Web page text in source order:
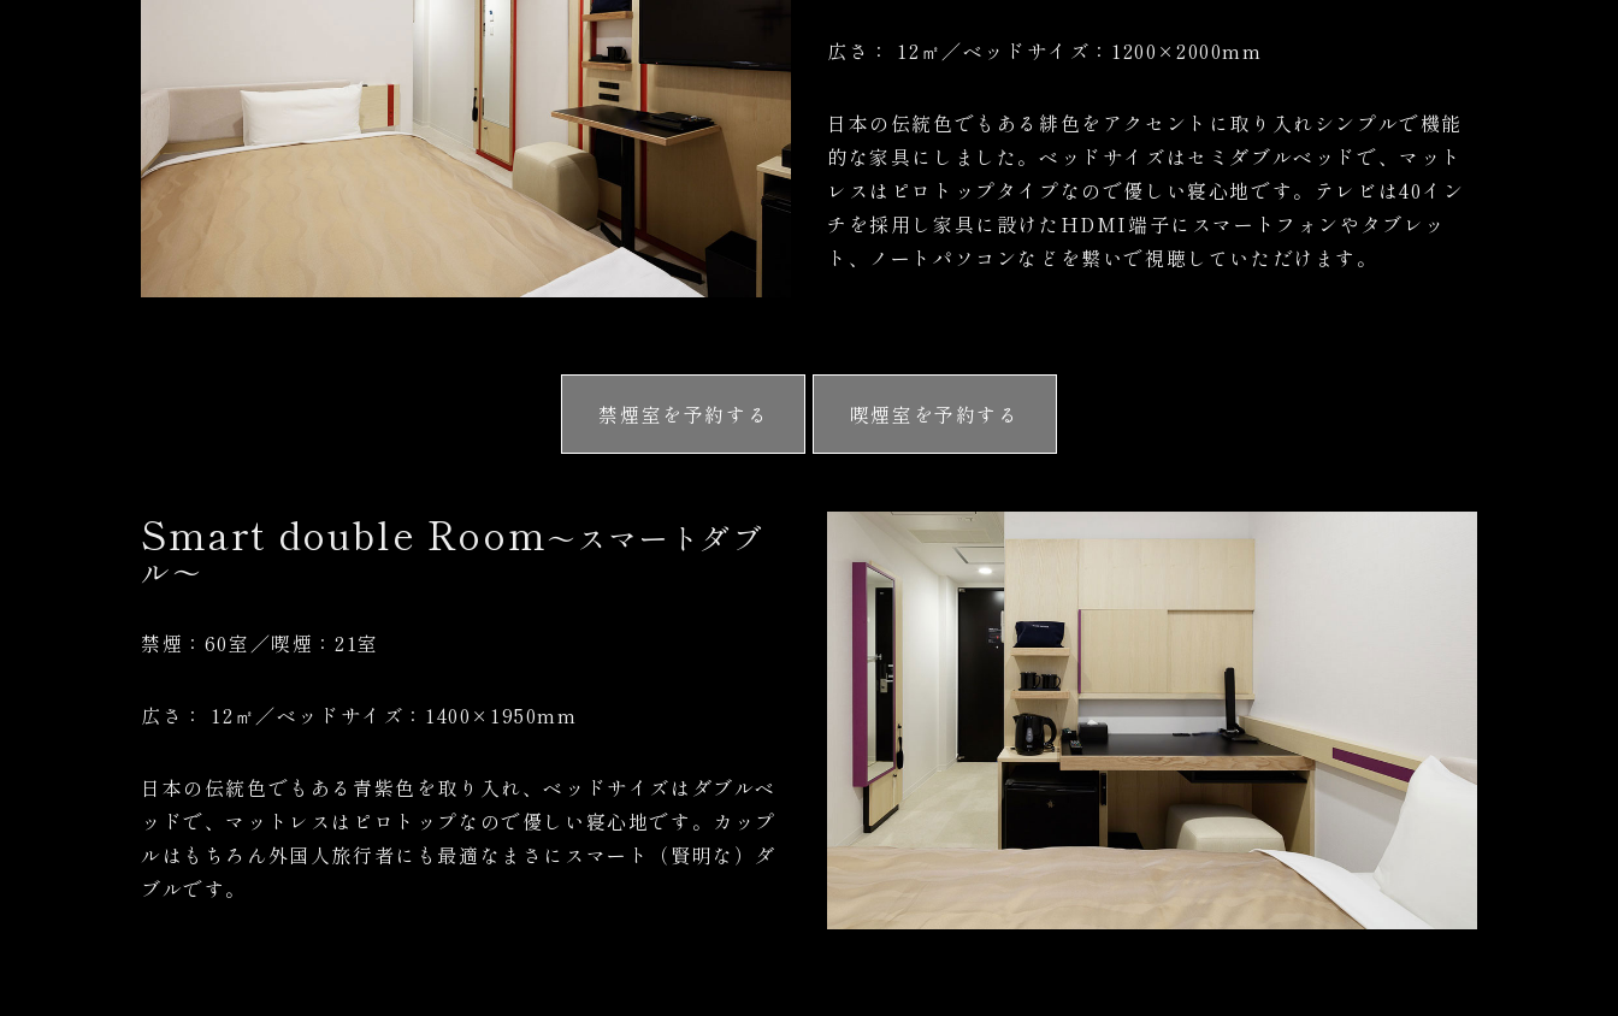
広さ： 12 ㎡／ベッドサイズ：1200×2000mm
日本の伝統色でもある緋色をアクセントに取り入れシンプルで機能
的な家具にしました。ベッドサイズはセミダブルベッドで、マット
レスはピロトップタイプなので優しい寝心地です。テレビは40イン
チを採用し家具に設けたHDMI端子にスマートフォンやタブレッ
ト、ノートパソコンなどを繋いで視聴していただけます。
禁煙室を予約する 喫煙室を予約する
Smart double Room～スマートダブ
ル～
禁煙：60室／喫煙：21室
広さ： 12 ㎡／ベッドサイズ：1400×1950mm
日本の伝統色でもある青紫色を取り入れ、ベッドサイズはダブルベ
ッドで、マットレスはピロトップなので優しい寝心地です。カップ
ルはもちろん外国人旅行者にも最適なまさにスマート（賢明な）ダ
ブルです。